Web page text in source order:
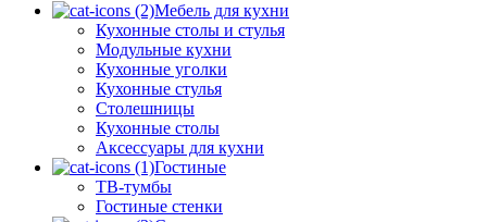
Мебель для кухни
Кухонные столы и стулья
Модульные кухни
Кухонные уголки
Кухонные стулья
Столешницы
Кухонные столы
Аксессуары для кухни
Гостиные
ТВ-тумбы
Гостиные стенки